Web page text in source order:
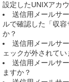
設定したUNIXアカ
送信用メールサ
ルで確認した「収
か？
送信用メールサ
ェックが外されてい
送信用メールサ
ますか？